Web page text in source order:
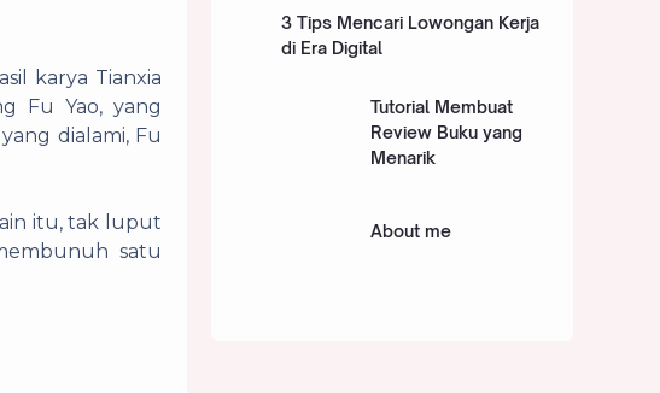
karya Tianxia
Fu Yao, yang
dialami, Fu
itu, tak luput
satu
3 Tips Mencari Lowongan Kerja
di Era Digital
Tutorial Membuat
Review Buku yang
Menarik
About me